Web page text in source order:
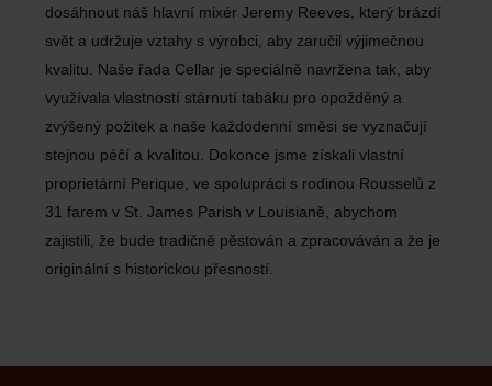
dosáhnout náš hlavní mixér Jeremy Reeves, který brázdí
svět a udržuje vztahy s výrobci, aby zaručil výjimečnou
kvalitu. Naše řada Cellar je speciálně navržena tak, aby
využívala vlastností stárnutí tabáku pro opožděný a
zvýšený požitek a naše každodenní směsi se vyznačují
stejnou péčí a kvalitou. Dokonce jsme získali vlastní
proprietární Perique, ve spolupráci s rodinou Rousselů z
31 farem v St. James Parish v Louisianě, abychom
zajistili, že bude tradičně pěstován a zpracováván a že je
originální s historickou přesností.